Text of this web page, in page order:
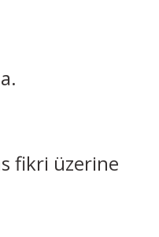
fikri üzerine